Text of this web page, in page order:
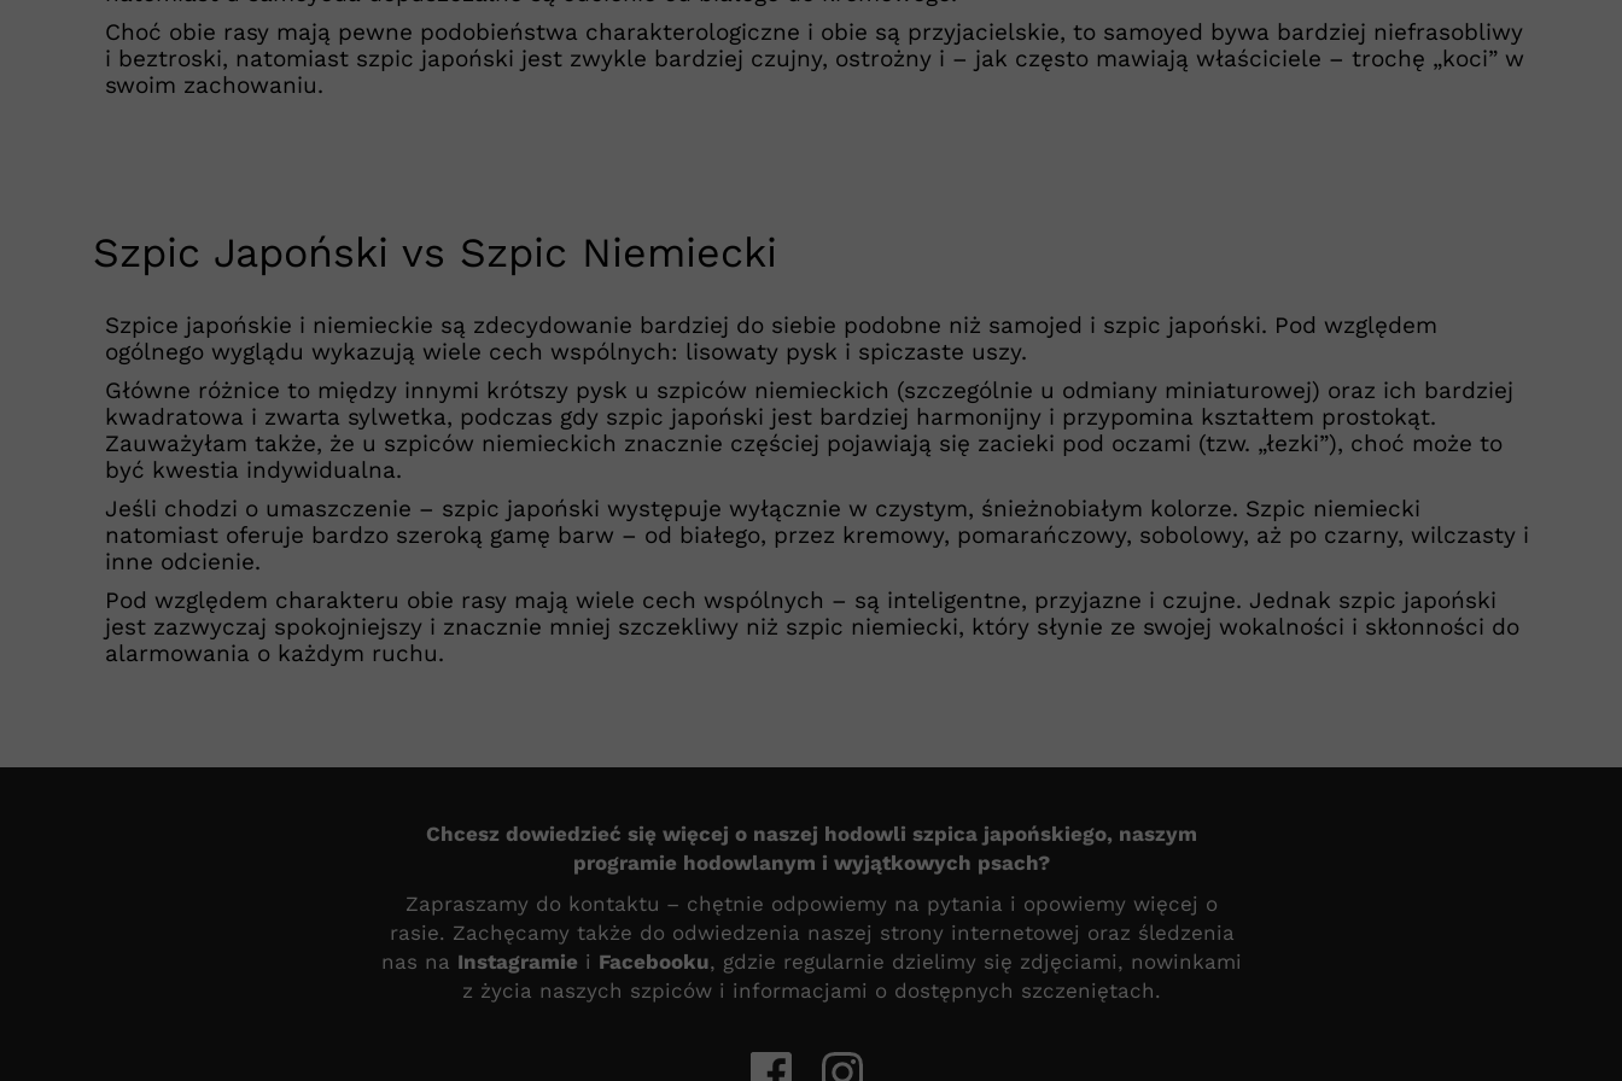
Szpice japońskie i niemieckie są zdecydowanie bardziej do siebie podobne niż samojed i szpic japoński. Pod względem
ogólnego wyglądu wykazują wiele cech wspólnych: lisowaty pysk i spiczaste uszy.
Główne różnice to między innymi krótszy pysk u szpiców niemieckich (szczególnie u odmiany miniaturowej) oraz ich bardziej
kwadratowa i zwarta sylwetka, podczas gdy szpic japoński jest bardziej harmonijny i przypomina kształtem prostokąt.
Zauważyłam także, że u szpiców niemieckich znacznie częściej pojawiają się zacieki pod oczami (tzw. „łezki”), choć może to
być kwestia indywidualna.
Jeśli chodzi o umaszczenie – szpic japoński występuje wyłącznie w czystym, śnieżnobiałym kolorze. Szpic niemiecki
natomiast oferuje bardzo szeroką gamę barw – od białego, przez kremowy, pomarańczowy, sobolowy, aż po czarny, wilczasty i
inne odcienie.
Pod względem charakteru obie rasy mają wiele cech wspólnych – są inteligentne, przyjazne i czujne. Jednak szpic japoński
jest zazwyczaj spokojniejszy i znacznie mniej szczekliwy niż szpic niemiecki, który słynie ze swojej wokalności i skłonności do
alarmowania o każdym ruchu.
Szpic Japoński vs Szpic Niemiecki
Choć obie rasy mają pewne podobieństwa charakterologiczne i obie są przyjacielskie, to samoyed bywa bardziej niefrasobliwy
i beztroski, natomiast szpic japoński jest zwykle bardziej czujny, ostrożny i – jak często mawiają właściciele – trochę „koci” w
swoim zachowaniu.
Chcesz dowiedzieć się więcej o naszej hodowli szpica japońskiego, naszym
programie hodowlanym i wyjątkowych psach?
Zapraszamy do kontaktu – chętnie odpowiemy na pytania i opowiemy więcej o
rasie. Zachęcamy także do odwiedzenia naszej strony internetowej oraz śledzenia
nas na Instagramie i Facebooku, gdzie regularnie dzielimy się zdjęciami, nowinkami
z życia naszych szpiców i informacjami o dostępnych szczeniętach.